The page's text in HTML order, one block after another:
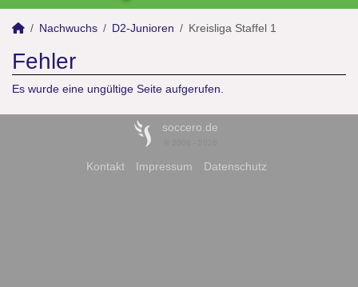
Nachwuchs D2-Junioren Kreisliga Staffel 1
Fehler
Es wurde eine ungültige Seite aufgerufen.
soccero.de
Kontakt Impressum Datenschutz